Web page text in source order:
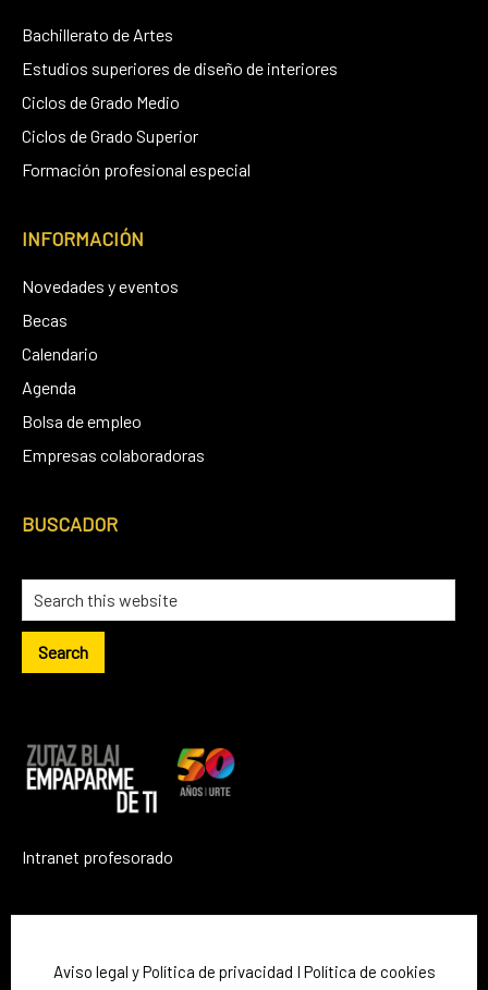
Bachillerato de Artes
Estudios superiores de diseño de interiores
Ciclos de Grado Medio
Ciclos de Grado Superior
Formación profesional especial
INFORMACIÓN
Novedades y eventos
Becas
Calendario
Agenda
Bolsa de empleo
Empresas colaboradoras
BUSCADOR
Search
this
website
Intranet profesorado
Aviso legal y Política de privacidad I Política de cookies